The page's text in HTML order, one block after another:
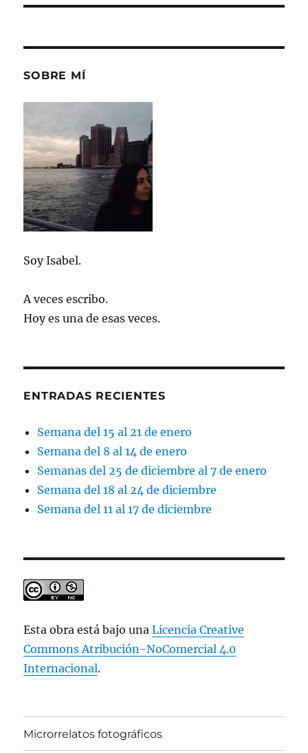
SOBRE MÍ
Soy Isabel.
A veces escribo.
Hoy es una de esas veces.
ENTRADAS RECIENTES
Semana del 15 al 21 de enero
Semana del 8 al 14 de enero
Semanas del 25 de diciembre al 7 de enero
Semana del 18 al 24 de diciembre
Semana del 11 al 17 de diciembre
Esta obra está bajo unaLicencia Creative
Commons Atribución-NoComercial 4.0
Internacional.
Microrrelatos fotográficos